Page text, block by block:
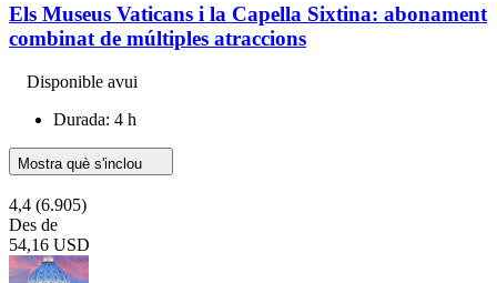
Els Museus Vaticans i la Capella Sixtina: abonament
combinat de múltiples atraccions
Disponible avui
Durada: 4 h
Mostra què s'inclou
4,4 (6.905)
Des de
54,16 USD